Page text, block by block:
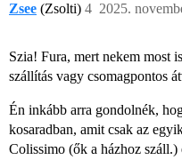
Zsee (Zsolti) 2025.
4
Szia! Fura, mert nekem most
szállítás vagy csomagpontos
Én inkább arra gondolnék,
kosaradban, amit csak az
Colissimo (ők a házhoz száll.)